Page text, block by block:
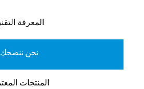
المعرفة التقنية
نحن ننصحك
المنتجات المعتمدة